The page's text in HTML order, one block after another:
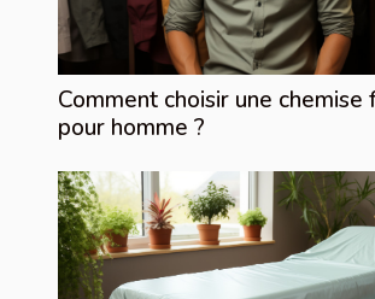
Comment choisir une chemise
pour homme ?